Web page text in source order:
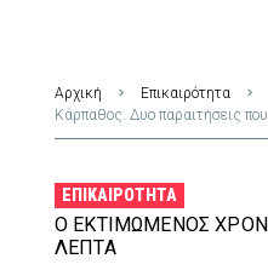
Αρχική
Επικαιρότητα
Κάρπαθος. Δυο παραιτήσεις
ΕΠΙΚΑΙΡΌΤΗΤΑ
Ο ΕΚΤΙΜΏΜΕΝΟΣ
ΛΕΠΤΆ